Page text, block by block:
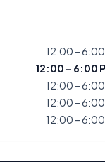
12:00 –
12:00 – 6:00
12:00 –
12:00 –
12:00 –